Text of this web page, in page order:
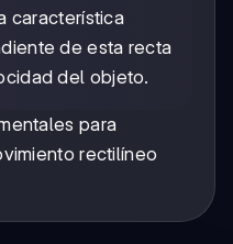
característica
de esta recta
del objeto.
para
rectilíneo